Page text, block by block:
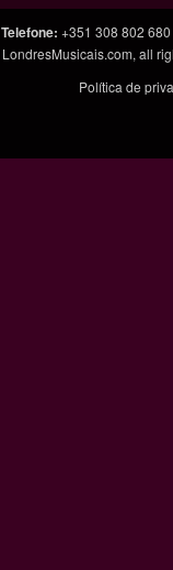
Telefone: +351 308 802 680
LondresMusicais.com, all
Política de